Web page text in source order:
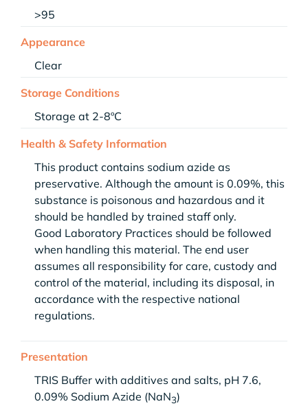
>95
Appearance
Clear
Storage Conditions
Storage at 2-8ºC
Health & Safety Information
This product contains sodium azide as
preservative. Although the amount is 0.09%, this
substance is poisonous and hazardous and it
should be handled by trained staff only.
Good Laboratory Practices should be followed
when handling this material. The end user
assumes all responsibility for care, custody and
control of the material, including its disposal, in
accordance with the respective national
regulations.
Presentation
TRIS Buffer with additives and salts, pH 7.6,
0.09% Sodium Azide (NaN3)